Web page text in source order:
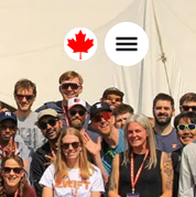
Canada
Français